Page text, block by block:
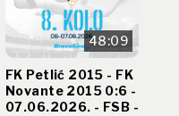
48:09
FK Petlić 2015 - FK
Novante 2015 0:6 -
07.06.2026. - FSB -